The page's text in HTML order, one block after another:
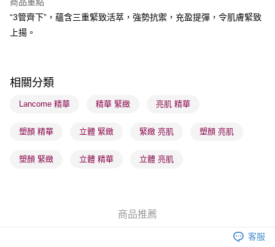
BoC Pay
送貨方式
每筆HK$65.00，滿HK$300.00或以上免運費
確認發貨後1-3 工作天送達，訂單將隨機分配至SF順豐速運或京東
每筆HK$65.00，滿HK$300.00或以上免運費
每筆HK$20.00，滿HK$100.00或以上免運費
(澳門門市) 只顯示可選門市。確認發貨後2-5個工作天到店，3天內
“3管齊下”，蘊含三重緊致活萃，強勢抗禦，充盈提彈，令肌膚緊致
上揚。
相關分類
Lancome 精華 精華 緊緻 亮肌 精華
塑顏 精華 立體 緊緻 緊緻 亮肌 塑顏 亮肌
塑顏 緊緻 立體 精華 立體 亮肌
商品推薦
客服